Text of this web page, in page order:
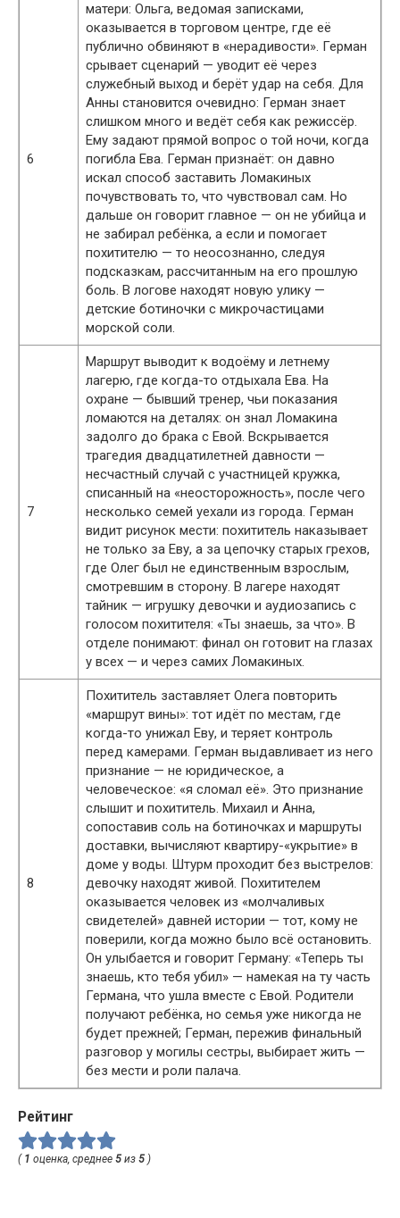
6
матери: Ольга, ведомая записками,
оказывается в торговом центре, где её
публично обвиняют в «нерадивости». Герман
срывает сценарий — уводит её через
служебный выход и берёт удар на себя. Для
Анны становится очевидно: Герман знает
слишком много и ведёт себя как режиссёр.
Ему задают прямой вопрос о той ночи, когда
погибла Ева. Герман признаёт: он давно
искал способ заставить Ломакиных
почувствовать то, что чувствовал сам. Но
дальше он говорит главное — он не убийца и
не забирал ребёнка, а если и помогает
похитителю — то неосознанно, следуя
подсказкам, рассчитанным на его прошлую
боль. В логове находят новую улику —
детские ботиночки с микрочастицами
морской соли.
7
Маршрут выводит к водоёму и летнему
лагерю, где когда-то отдыхала Ева. На
охране — бывший тренер, чьи показания
ломаются на деталях: он знал Ломакина
задолго до брака с Евой. Вскрывается
трагедия двадцатилетней давности —
несчастный случай с участницей кружка,
списанный на «неосторожность», после чего
несколько семей уехали из города. Герман
видит рисунок мести: похититель наказывает
не только за Еву, а за цепочку старых грехов,
где Олег был не единственным взрослым,
смотревшим в сторону. В лагере находят
тайник — игрушку девочки и аудиозапись с
голосом похитителя: «Ты знаешь, за что». В
отделе понимают: финал он готовит на глазах
у всех — и через самих Ломакиных.
8
Похититель заставляет Олега повторить
«маршрут вины»: тот идёт по местам, где
когда-то унижал Еву, и теряет контроль
перед камерами. Герман выдавливает из него
признание — не юридическое, а
человеческое: «я сломал её». Это признание
слышит и похититель. Михаил и Анна,
сопоставив соль на ботиночках и маршруты
доставки, вычисляют квартиру-«укрытие» в
доме у воды. Штурм проходит без выстрелов:
девочку находят живой. Похитителем
оказывается человек из «молчаливых
свидетелей» давней истории — тот, кому не
поверили, когда можно было всё остановить.
Он улыбается и говорит Герману: «Теперь ты
знаешь, кто тебя убил» — намекая на ту часть
Германа, что ушла вместе с Евой. Родители
получают ребёнка, но семья уже никогда не
будет прежней; Герман, пережив финальный
разговор у могилы сестры, выбирает жить —
без мести и роли палача.
Рейтинг
( 1 оценка, среднее 5 из 5 )